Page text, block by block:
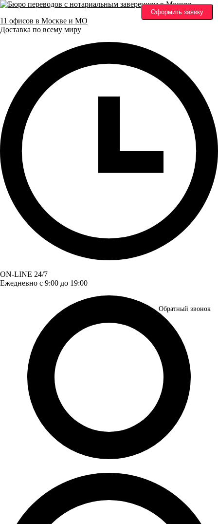
11 офисов в Москве и МО
Доставка по всему миру
ON-LINE 24/7
Ежедневно с 9:00 до 19:00
Оформить заявку
Обратный звонок